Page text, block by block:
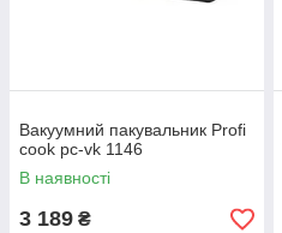
Вакуумний пакувальник Profi
cook pc-vk 1146
В наявності
3 189 ₴